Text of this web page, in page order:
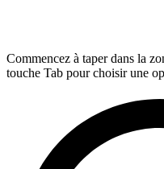
Commencez à taper dans la
touche Tab pour choisir une